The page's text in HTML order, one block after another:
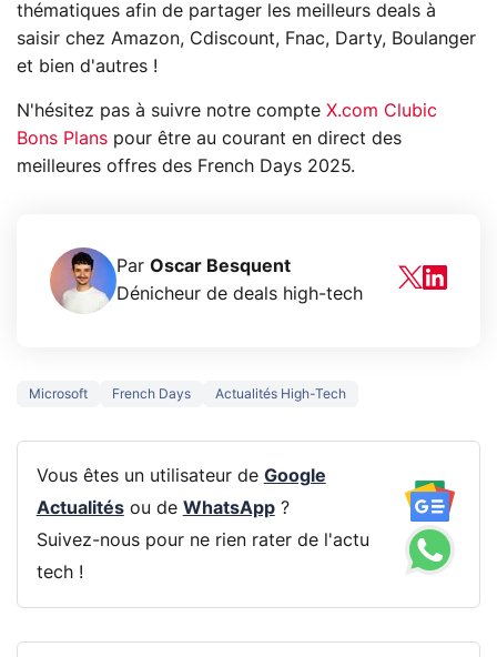
thématiques afin de partager les meilleurs deals à
saisir chez Amazon, Cdiscount, Fnac, Darty, Boulanger
et bien d'autres !
N'hésitez pas à suivre notre compte X.com Clubic
Bons Plans pour être au courant en direct des
meilleures offres des French Days 2025.
Par Oscar Besquent
Dénicheur de deals high-tech
Microsoft French Days Actualités High-Tech
Vous êtes un utilisateur de Google
Actualitésou de WhatsApp?
Suivez-nous pour ne rien rater de l'actu
tech !